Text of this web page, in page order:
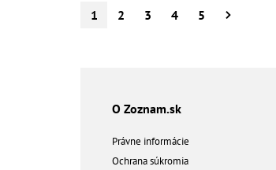
1 2 3 4 5
O Zoznam.sk
Právne informácie
Ochrana súkromia